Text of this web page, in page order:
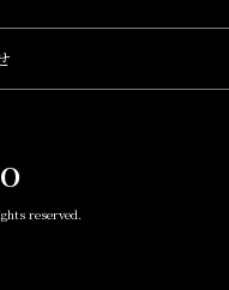
reserved.